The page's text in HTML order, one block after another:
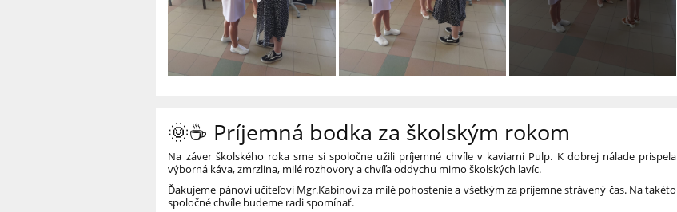
🌞☕ Príjemná bodka za školským rokom
Na záver školského roka sme si spoločne užili príjemné chvíle v kaviarni Pulp. K dobrej nálade prispela
výborná káva, zmrzlina, milé rozhovory a chvíľa oddychu mimo školských lavíc.
Ďakujeme pánovi učiteľovi Mgr.Kabinovi za milé pohostenie a všetkým za príjemne strávený čas. Na takéto
spoločné chvíle budeme radi spomínať.